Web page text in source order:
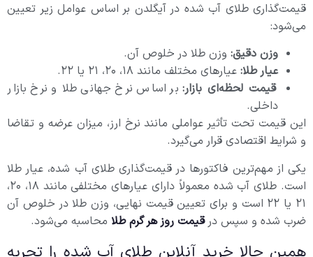
قیمت‌گذاری طلای آب‌ شده در آیگلدن بر اساس عوامل زیر تعیین
می‌شود:
وزن دقیق: وزن طلا در خلوص آن.
عیار طلا: عیارهای مختلف مانند ۱۸، ۲۰، ۲۱ یا ۲۲.
قیمت لحظه‌ای بازار: بر اساس نرخ جهانی طلا و نرخ بازار
داخلی.
این قیمت تحت تأثیر عواملی مانند نرخ ارز، میزان عرضه و تقاضا
و شرایط اقتصادی قرار می‌گیرد.
یکی از مهم‌ترین فاکتورها در قیمت‌گذاری طلای آب شده، عیار طلا
است. طلای آب شده معمولاً دارای عیارهای مختلفی مانند ۱۸، ۲۰،
۲۱ یا ۲۲ است و برای تعیین قیمت نهایی، وزن طلا در خلوص آن
ضرب شده و سپس درقیمت روز هر گرم طلا محاسبه می‌شود.